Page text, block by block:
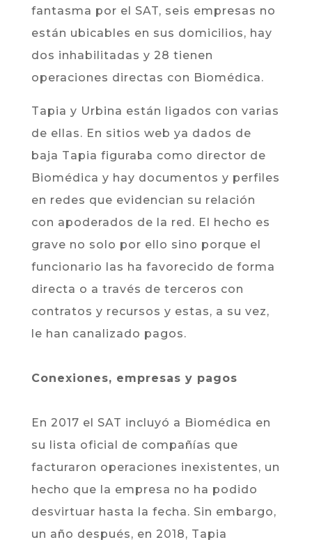
fantasma por el SAT, seis empresas no
están ubicables en sus domicilios, hay
dos inhabilitadas y 28 tienen
operaciones directas con Biomédica.
Tapia y Urbina están ligados con varias
de ellas. En sitios web ya dados de
baja Tapia figuraba como director de
Biomédica y hay documentos y perfiles
en redes que evidencian su relación
con apoderados de la red. El hecho es
grave no solo por ello sino porque el
funcionario las ha favorecido de forma
directa o a través de terceros con
contratos y recursos y estas, a su vez,
le han canalizado pagos.
Conexiones, empresas y pagos
En 2017 el SAT incluyó a Biomédica en
su lista oficial de compañías que
facturaron operaciones inexistentes, un
hecho que la empresa no ha podido
desvirtuar hasta la fecha. Sin embargo,
un año después, en 2018, Tapia